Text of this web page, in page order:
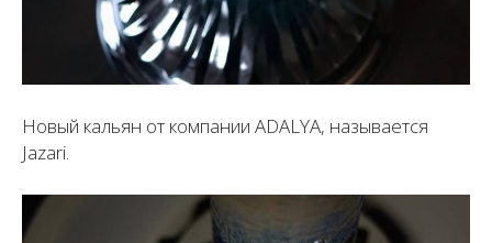
Новый кальян от компании ADALYA, называется
Jazari.